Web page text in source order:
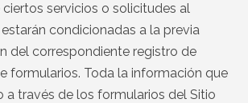
servicios o solicitudes al
estarán condicionadas a la previa
del correspondiente registro de
formularios. Toda la información que
a través de los formularios del Sitio